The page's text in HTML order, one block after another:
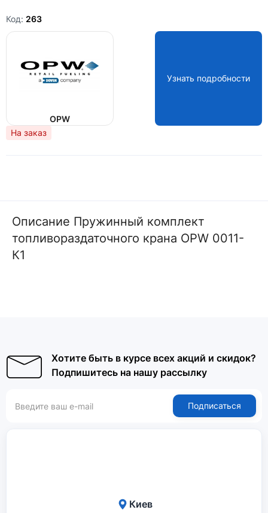
Код: 263
OPW
Узнать подробности
На заказ
Описание Пружинный комплект
топливораздаточного крана OPW 0011-
К1
Хотите быть в курсе всех акций и скидок?
Подпишитесь на нашу рассылку
Подписаться
Киев